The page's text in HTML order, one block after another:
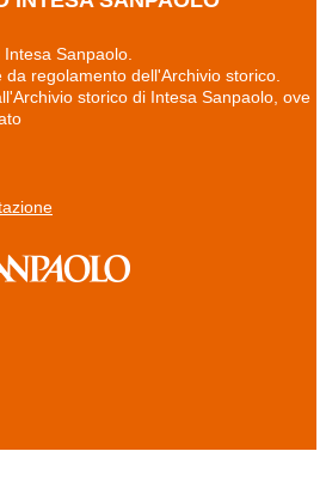
Sanpaolo.
regolamento dell'Archivio storico.
storico di Intesa Sanpaolo, ove